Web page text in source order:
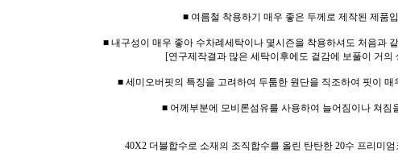
■ 여름철 착용하기 매우 좋은 두께로 제작된 제품
■ 내구성이 매우 좋아 수차례세탁이나 몇시즌을 착용하셔도 처음과
[연구제작결과 많은 세탁이후에도 겉감에 보풀이 거의
■ 세미오버핏의 특징을 고려하여 두툼한 원단을 직조하여 핏이
■ 어께부분에 모비론섬유를 사용하여 늘어짐이나 쳐짐
40X2 더블합수로 소재의 조직합수를 올린 탄탄한 20수 프리미